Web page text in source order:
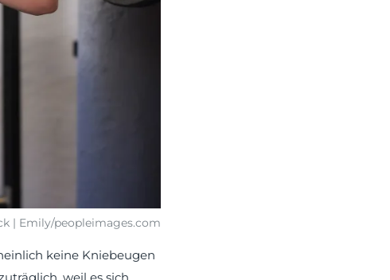
| Emily/peopleimages.com
keine Kniebeugen
weil es sich